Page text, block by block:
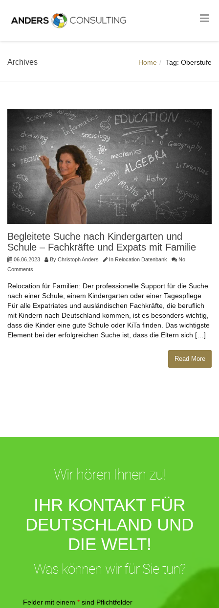
Archives Home Tag: Oberstufe
Begleitete Suche nach Kindergarten und
Schule – Fachkräfte und Expats mit Familie
06.06.2023 By Christoph Anders In Relocation Datenbank
No
Comments
Relocation für Familien: Der professionelle Support für die Suche
nach einer Schule, einem Kindergarten oder einer Tagespflege
Für alle Expatriates und ausländischen Fachkräfte, die beruflich
mit Kindern nach Deutschland kommen, ist es besonders wichtig,
dass die Kinder eine gute Schule oder KiTa finden. Das wichtigste
Element bei der erfolgreichen Suche ist, dass die Eltern sich […]
Read More
Wir hören Ihnen zu!
IHR KONTAKT FÜR
DEUTSCHLAND UND
DIE WELT!
Was können wir für Sie tun?
Felder mit einem * sind Pflichtfelder